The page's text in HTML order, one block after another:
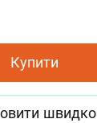
Купити
швидко